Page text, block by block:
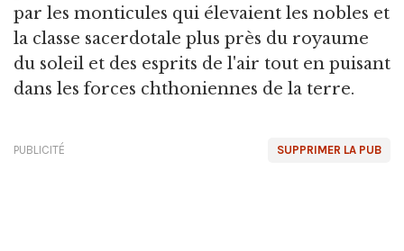
par les monticules qui élevaient les nobles et
la classe sacerdotale plus près du royaume
du soleil et des esprits de l'air tout en puisant
dans les forces chthoniennes de la terre.
SUPPRIMER LA PUB
PUBLICITÉ